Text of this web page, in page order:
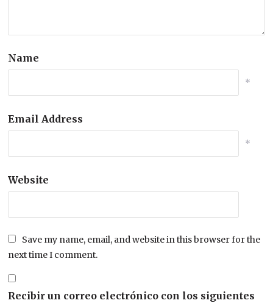
Name
*
Email Address
*
Website
Save my name, email, and website in this browser for the
next time I comment.
Recibir un correo electrónico con los siguientes